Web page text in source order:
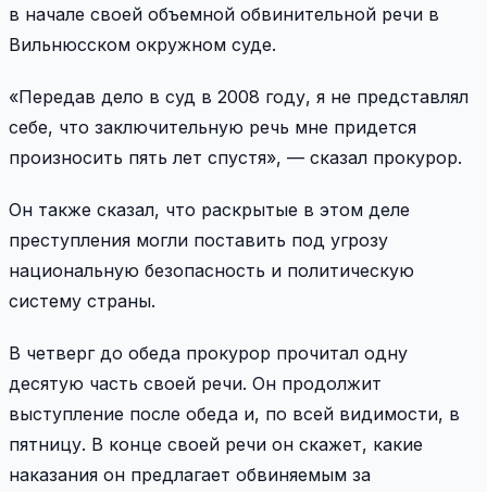
в начале своей объемной обвинительной речи в
Вильнюсском окружном суде.
«Передав дело в суд в 2008 году, я не представлял
себе, что заключительную речь мне придется
произносить пять лет спустя», — сказал прокурор.
Он также сказал, что раскрытые в этом деле
преступления могли поставить под угрозу
национальную безопасность и политическую
систему страны.
В четверг до обеда прокурор прочитал одну
десятую часть своей речи. Он продолжит
выступление после обеда и, по всей видимости, в
пятницу. В конце своей речи он скажет, какие
наказания он предлагает обвиняемым за